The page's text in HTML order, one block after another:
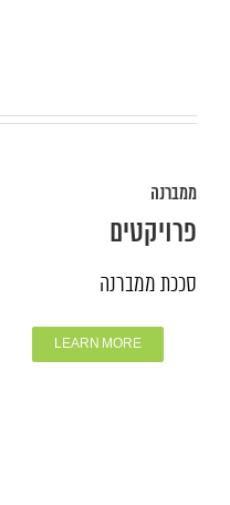
ממברנה
פרויקטים
סככת ממברנה
LEARN MORE